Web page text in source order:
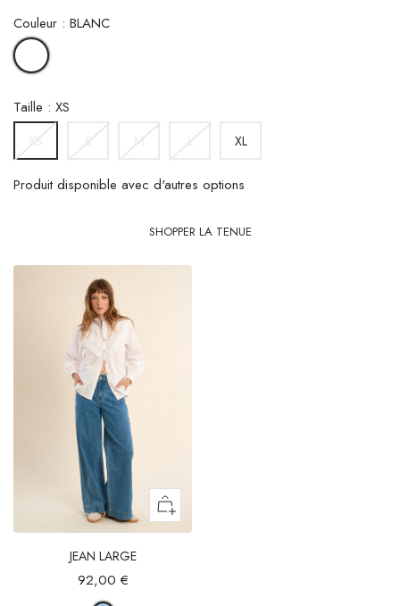
Couleur : BLANC
BLANC
Taille : XS
XL
Produit disponible avec d'autres options
SHOPPER LA TENUE
JEAN LARGE
92,00 €